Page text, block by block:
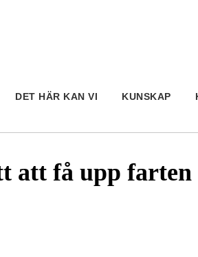
DET HÄR KAN VI KUNSKAP
att få upp farten